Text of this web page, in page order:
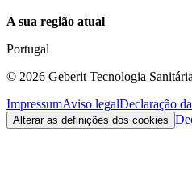
A sua região atual
Portugal
© 2026 Geberit Tecnologia
ImpressumAviso legalDeclaração
Alterar as definições dos cookies